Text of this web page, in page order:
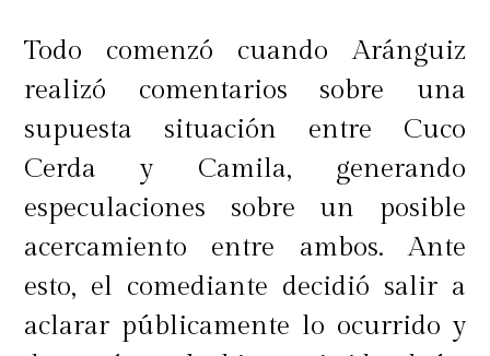
Todo comenzó cuando Aránguiz
realizó comentarios sobre una
supuesta situación entre Cuco
Cerda y Camila, generando
especulaciones sobre un posible
acercamiento entre ambos. Ante
esto, el comediante decidió salir a
aclarar públicamente lo ocurrido y